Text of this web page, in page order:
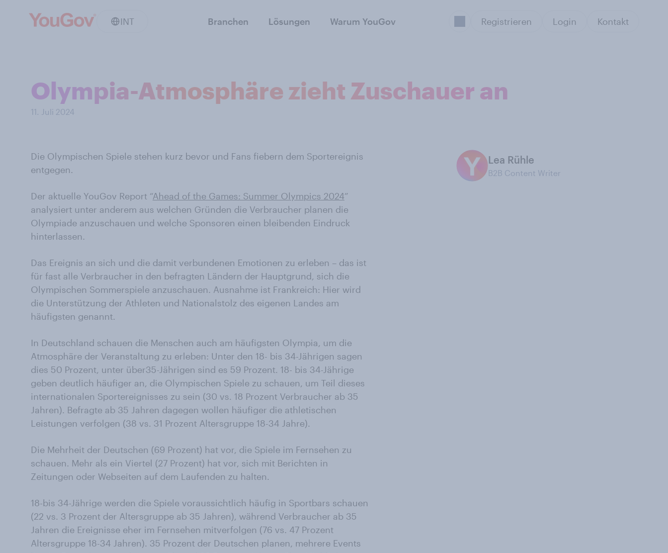
INT Branchen Lösungen Warum YouGov Registrieren Login Kontakt
Olympia-Atmosphäre zieht Zuschauer an
11. Juli 2024
Die Olympischen Spiele stehen kurz bevor und Fans fiebern dem Sportereignis
entgegen.
Der aktuelle YouGov Report “Ahead of the Games: Summer Olympics 2024”
analysiert unter anderem aus welchen Gründen die Verbraucher planen die
Olympiade anzuschauen und welche Sponsoren einen bleibenden Eindruck
hinterlassen.
Das Ereignis an sich und die damit verbundenen Emotionen zu erleben – das ist
für fast alle Verbraucher in den befragten Ländern der Hauptgrund, sich die
Olympischen Sommerspiele anzuschauen. Ausnahme ist Frankreich: Hier wird
die Unterstützung der Athleten und Nationalstolz des eigenen Landes am
häufigsten genannt.
In Deutschland schauen die Menschen auch am häufigsten Olympia, um die
Atmosphäre der Veranstaltung zu erleben: Unter den 18- bis 34-Jährigen sagen
dies 50 Prozent, unter über35-Jährigen sind es 59 Prozent. 18- bis 34-Jährige
geben deutlich häufiger an, die Olympischen Spiele zu schauen, um Teil dieses
internationalen Sportereignisses zu sein (30 vs. 18 Prozent Verbraucher ab 35
Jahren). Befragte ab 35 Jahren dagegen wollen häufiger die athletischen
Leistungen verfolgen (38 vs. 31 Prozent Altersgruppe 18-34 Jahre).
Die Mehrheit der Deutschen (69 Prozent) hat vor, die Spiele im Fernsehen zu
schauen. Mehr als ein Viertel (27 Prozent) hat vor, sich mit Berichten in
Zeitungen oder Webseiten auf dem Laufenden zu halten.
18-bis 34-Jährige werden die Spiele voraussichtlich häufig in Sportbars schauen
(22 vs. 3 Prozent der Altersgruppe ab 35 Jahren), während Verbraucher ab 35
Jahren die Ereignisse eher im Fernsehen mitverfolgen (76 vs. 47 Prozent
Altersgruppe 18-34 Jahren). 35 Prozent der Deutschen planen, mehrere Events
Lea Rühle
B2B Content Writer